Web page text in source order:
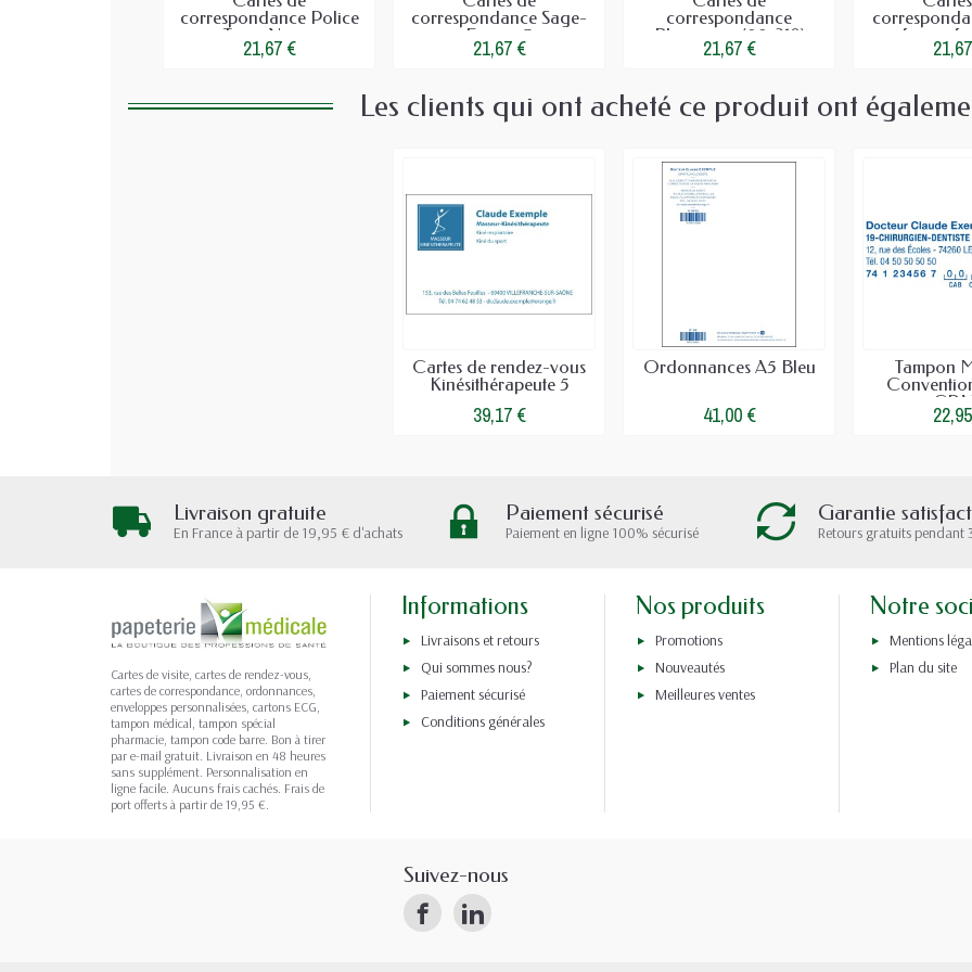
correspondance Police
Times Noir...
21,67 €
correspondance Sage-
Femme 3
21,67 €
correspondance
Pharmacie (99x210)
21,67 €
femme
Les clients qui ont acheté ce produit ont
Cartes de rendez-vous
Kinésithérapeute 5
39,17 €
Ordonnances A5 Bleu
41,00 €
Tampon
Livraison gratuite
En France à partir de 19,95 € d'achats
Paiement sécurisé
Paiement en ligne 100% sécurisé
Garantie
Retours gratuits pendant
Cartes de visite, cartes de rendez-vous,
cartes de correspondance, ordonnances,
enveloppes personnalisées, cartons ECG,
tampon médical, tampon spécial
pharmacie, tampon code barre. Bon à tirer
par e-mail gratuit. Livraison en 48 heures
sans supplément. Personnalisation en
ligne facile. Aucuns frais cachés. Frais de
port offerts à partir de 19,95 €.
Informations
Livraisons et retours
Qui sommes nous?
Paiement sécurisé
Conditions générales
Nos produits
Promotions
Nouveautés
Meilleures ventes
Notre
Mentions
Plan du site
Suivez-nous